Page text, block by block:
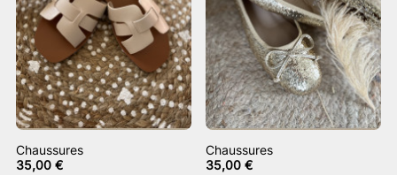
Chaussures
35,00 €
Chaussures
35,00€